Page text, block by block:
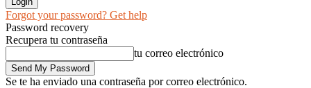
Forgot your password? Get help
Password recovery
Recupera tu contraseña
tu correo electrónico
Se te ha enviado una contraseña por correo electrónico.